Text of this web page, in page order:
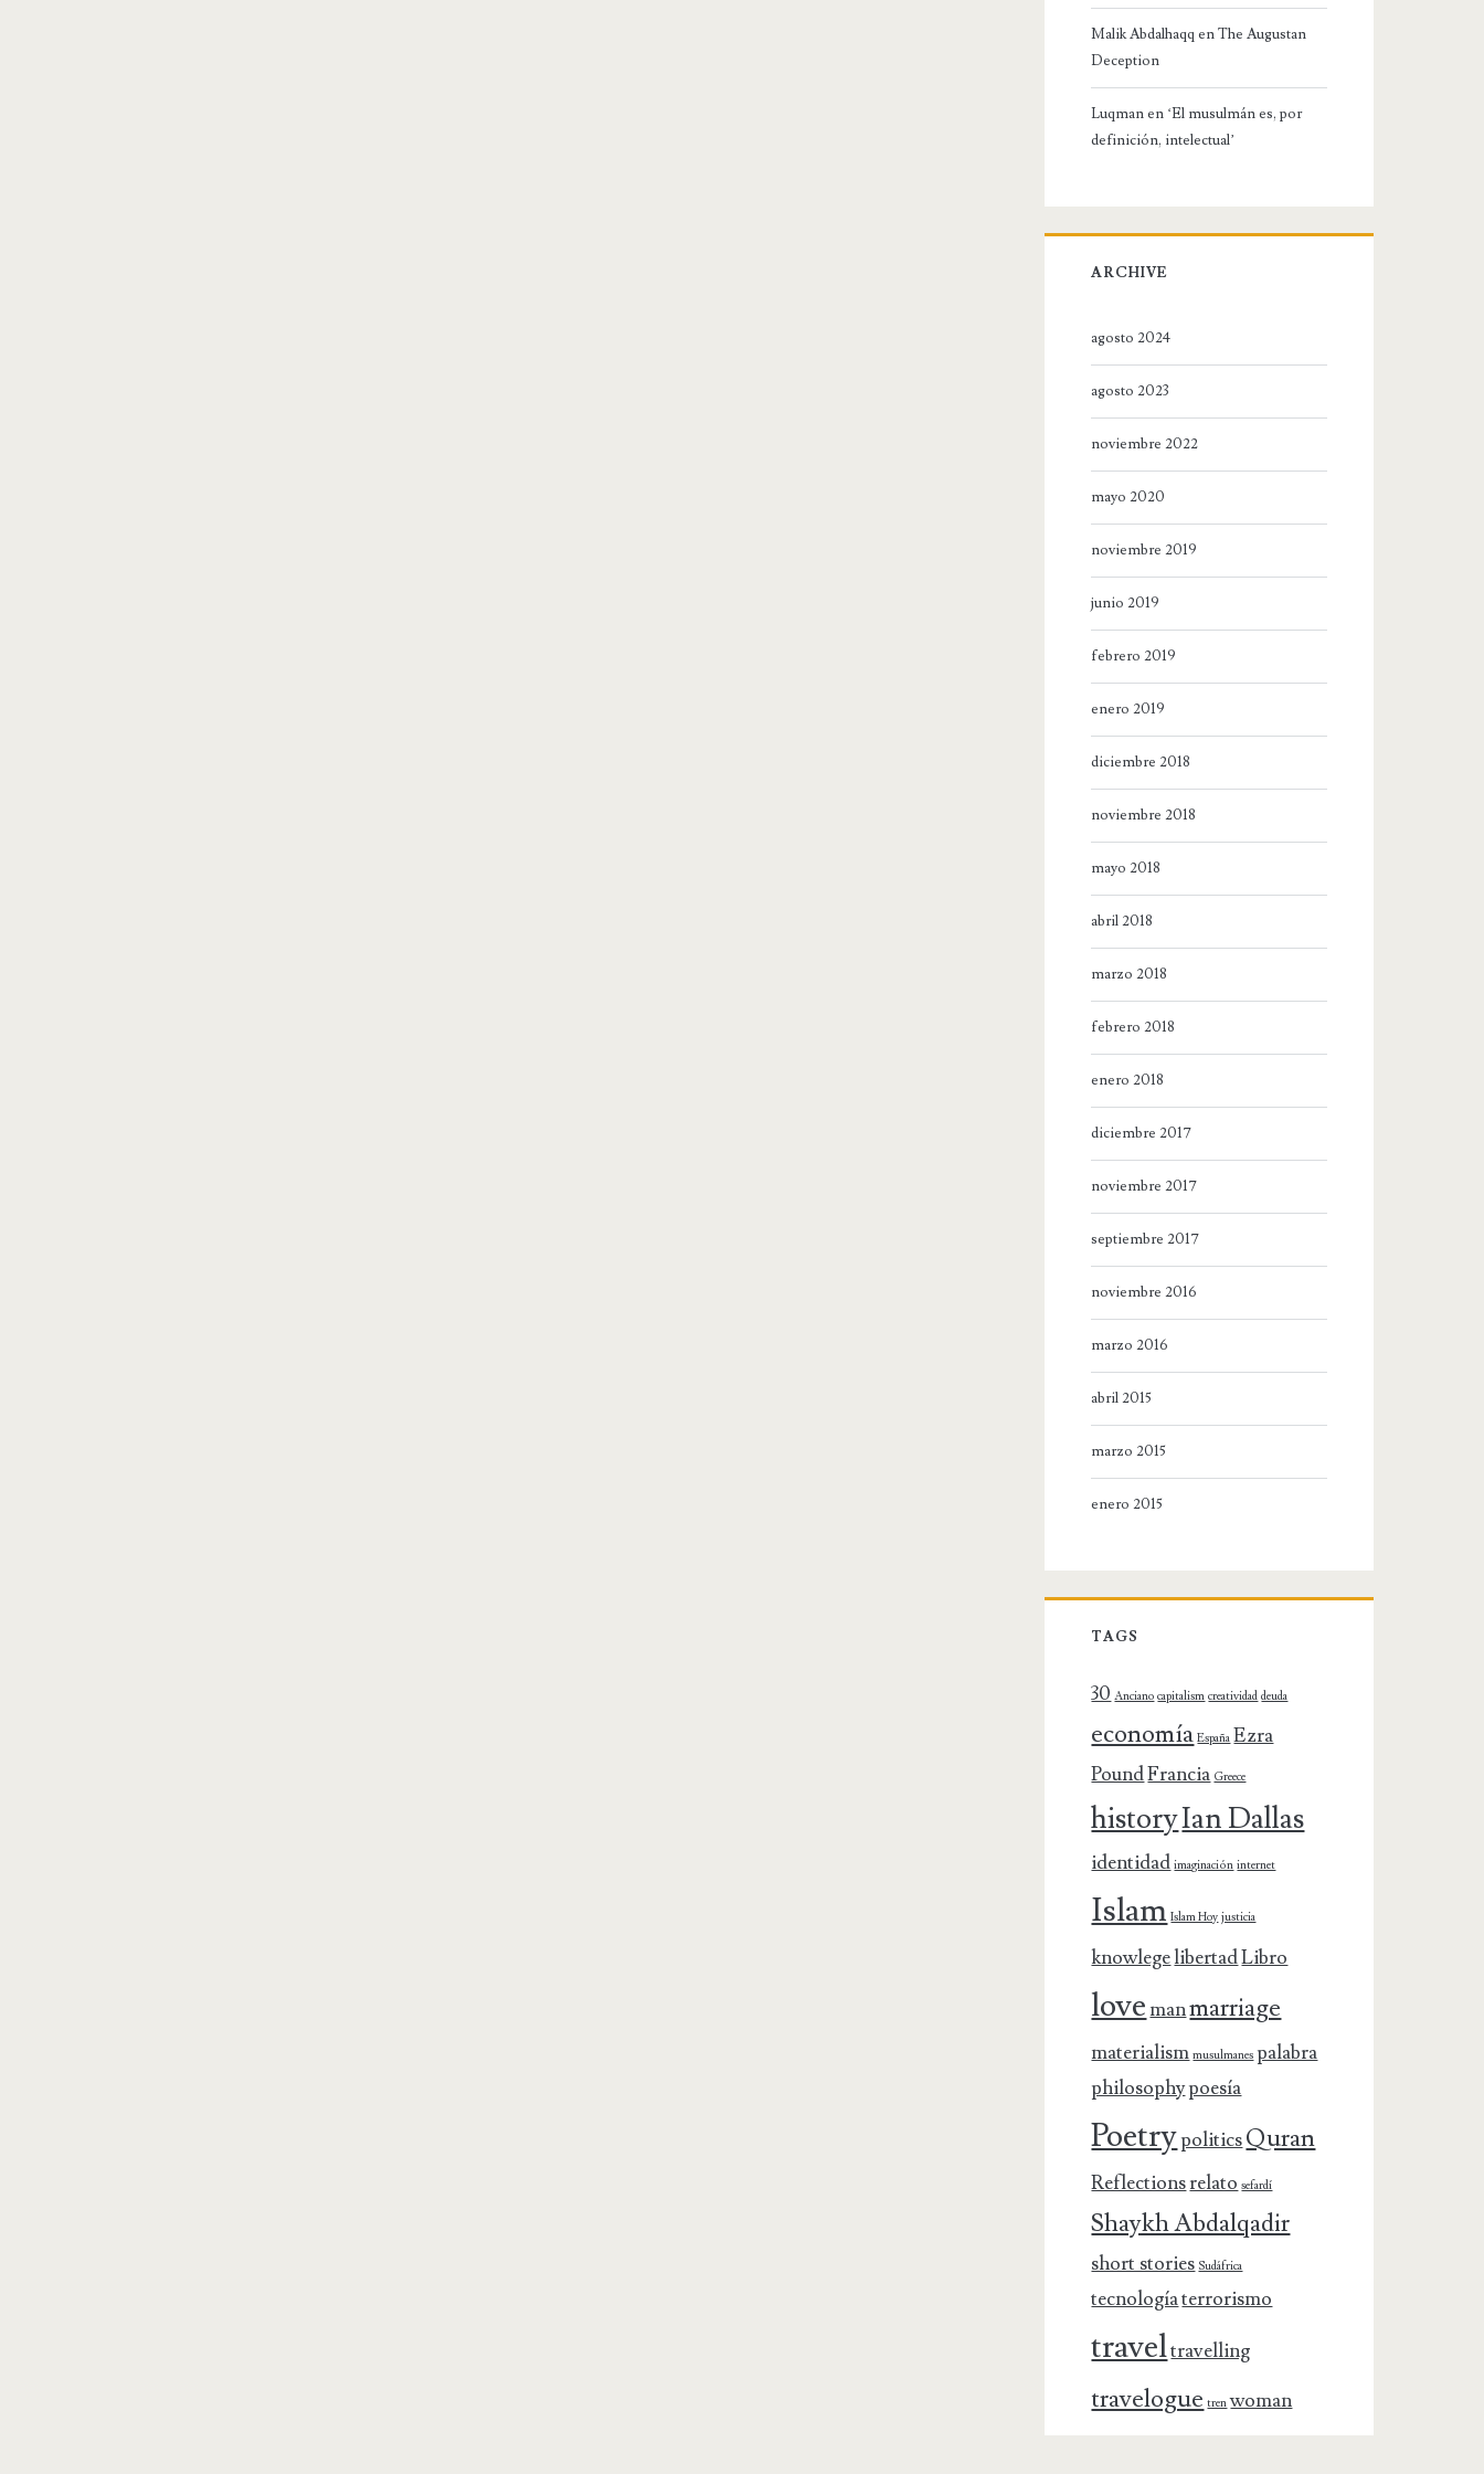
Malik Abdalhaqq enThe Augustan
Deception
Luqman en ‘El musulmán es, por
definición, intelectual’
ARCHIVE
agosto 2024
agosto 2023
noviembre 2022
mayo 2020
noviembre 2019
junio 2019
febrero 2019
enero 2019
diciembre 2018
noviembre 2018
mayo 2018
abril 2018
marzo 2018
febrero 2018
enero 2018
diciembre 2017
noviembre 2017
septiembre 2017
noviembre 2016
marzo 2016
abril 2015
marzo 2015
enero 2015
TAGS
30 Anciano capitalism creatividad deuda
economía España Ezra
PoundFrancia Greece
historyIan Dallas
identidad imaginación internet
Islam Islam Hoy justicia
knowlegelibertadLibro
love manmarriage
materialism musulmanes palabra
philosophypoesía
PoetrypoliticsQuran
Reflectionsrelato sefardí
Shaykh Abdalqadir
short stories Sudáfrica
tecnologíaterrorismo
traveltravelling
travelogue tren woman